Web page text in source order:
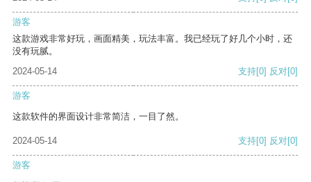
游客
这款游戏非常好玩，画面精美，玩法丰富。我已经玩了好几个小时，还
没有玩腻。
2024-05-14
支持[0] 反对[0]
游客
这款软件的界面设计非常简洁，一目了然。
2024-05-14 支持[0] 反对[0]
游客